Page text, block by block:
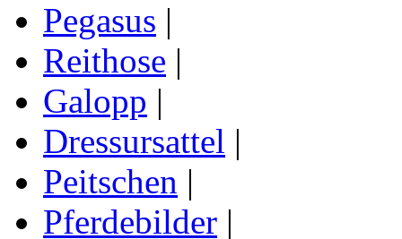
Pegasus |
Reithose |
Galopp |
Dressursattel |
Peitschen |
Pferdebilder |